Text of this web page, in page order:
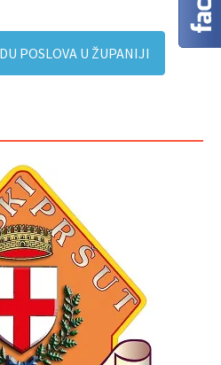
POSLOVA U ŽUPANIJI